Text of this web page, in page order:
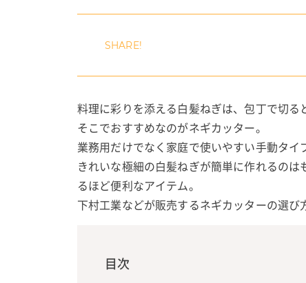
料理に彩りを添える白髪ねぎは、包丁で切る
そこでおすすめなのがネギカッター。
業務用だけでなく家庭で使いやすい手動タイ
きれいな極細の白髪ねぎが簡単に作れるの
るほど便利なアイテム。
下村工業などが販売するネギカッターの選び
目次